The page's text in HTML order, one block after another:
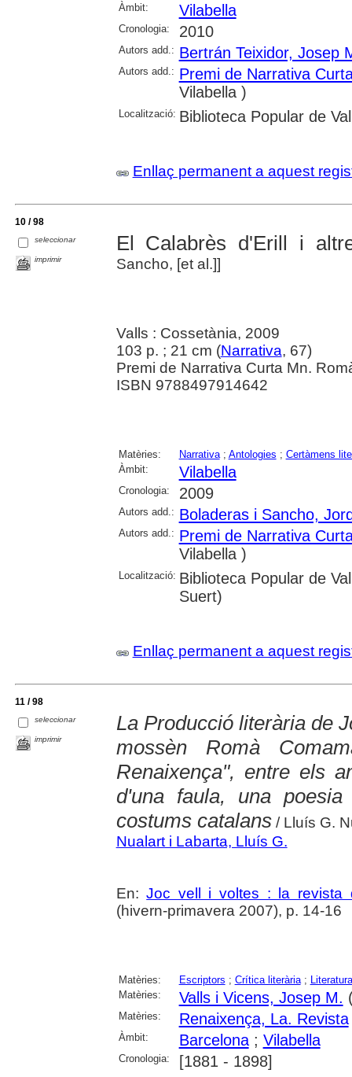
Àmbit:
Vilabella
Cronologia: 2010
Autors add.: Bertrán Teixidor, Josep
Autors add.: Premi de Narrativa
Vilabella )
Localització: Biblioteca Popular de
Enllaç permanent a aquest
10 / 98
seleccionar
imprimir
El Calabrès d'Erill i
Sancho, [et al.]]
Valls : Cossetània, 2009
103 p. ; 21 cm (Narrativa, 67)
Premi de Narrativa Curta Mn.
ISBN 9788497914642
Matèries: Narrativa; Antologies ; Certàmens
Àmbit:
Vilabella
Cronologia: 2009
Autors add.: Boladeras i Sancho,
Autors add.: Premi de Narrativa
Vilabella )
Localització: Biblioteca Popular de
Suert)
Enllaç permanent a aquest
11 / 98
seleccionar
imprimir
La Producció literària de
mossèn Romà
Renaixença", entre els
d'una faula, una
costums catalans/ Lluís G.
Nualart i Labarta, Lluís G.
En:Joc vell i voltes : la revista
(hivern-primavera 2007), p. 14-16
Matèries: Escriptors ; Crítica literària; Literatura
Matèries:
Valls i Vicens, Josep M.
Matèries: Renaixença, La. Revista
Àmbit: Barcelona; Vilabella
Cronologia: [1881 - 1898]